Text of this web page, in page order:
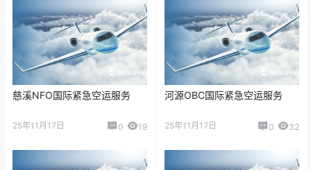
慈溪NFO国际紧急空运服务
25年11月17日 0 19
河源OBC国际紧急空运服务
25年11月17日 0 32